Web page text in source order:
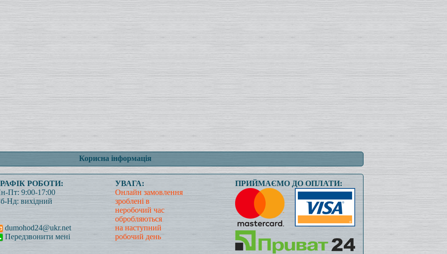
Корисна інформація
РОБОТИ:
Пт: 9:00-17:00
Нд: вихідний
dumohod24@ukr.net
Передзвонити мені
УВАГА:
Онлайн замовлення
зроблені в
неробочий час
обробляються
на наступний
робочий день
ПРИЙМАЄМО ДО ОПЛАТИ: